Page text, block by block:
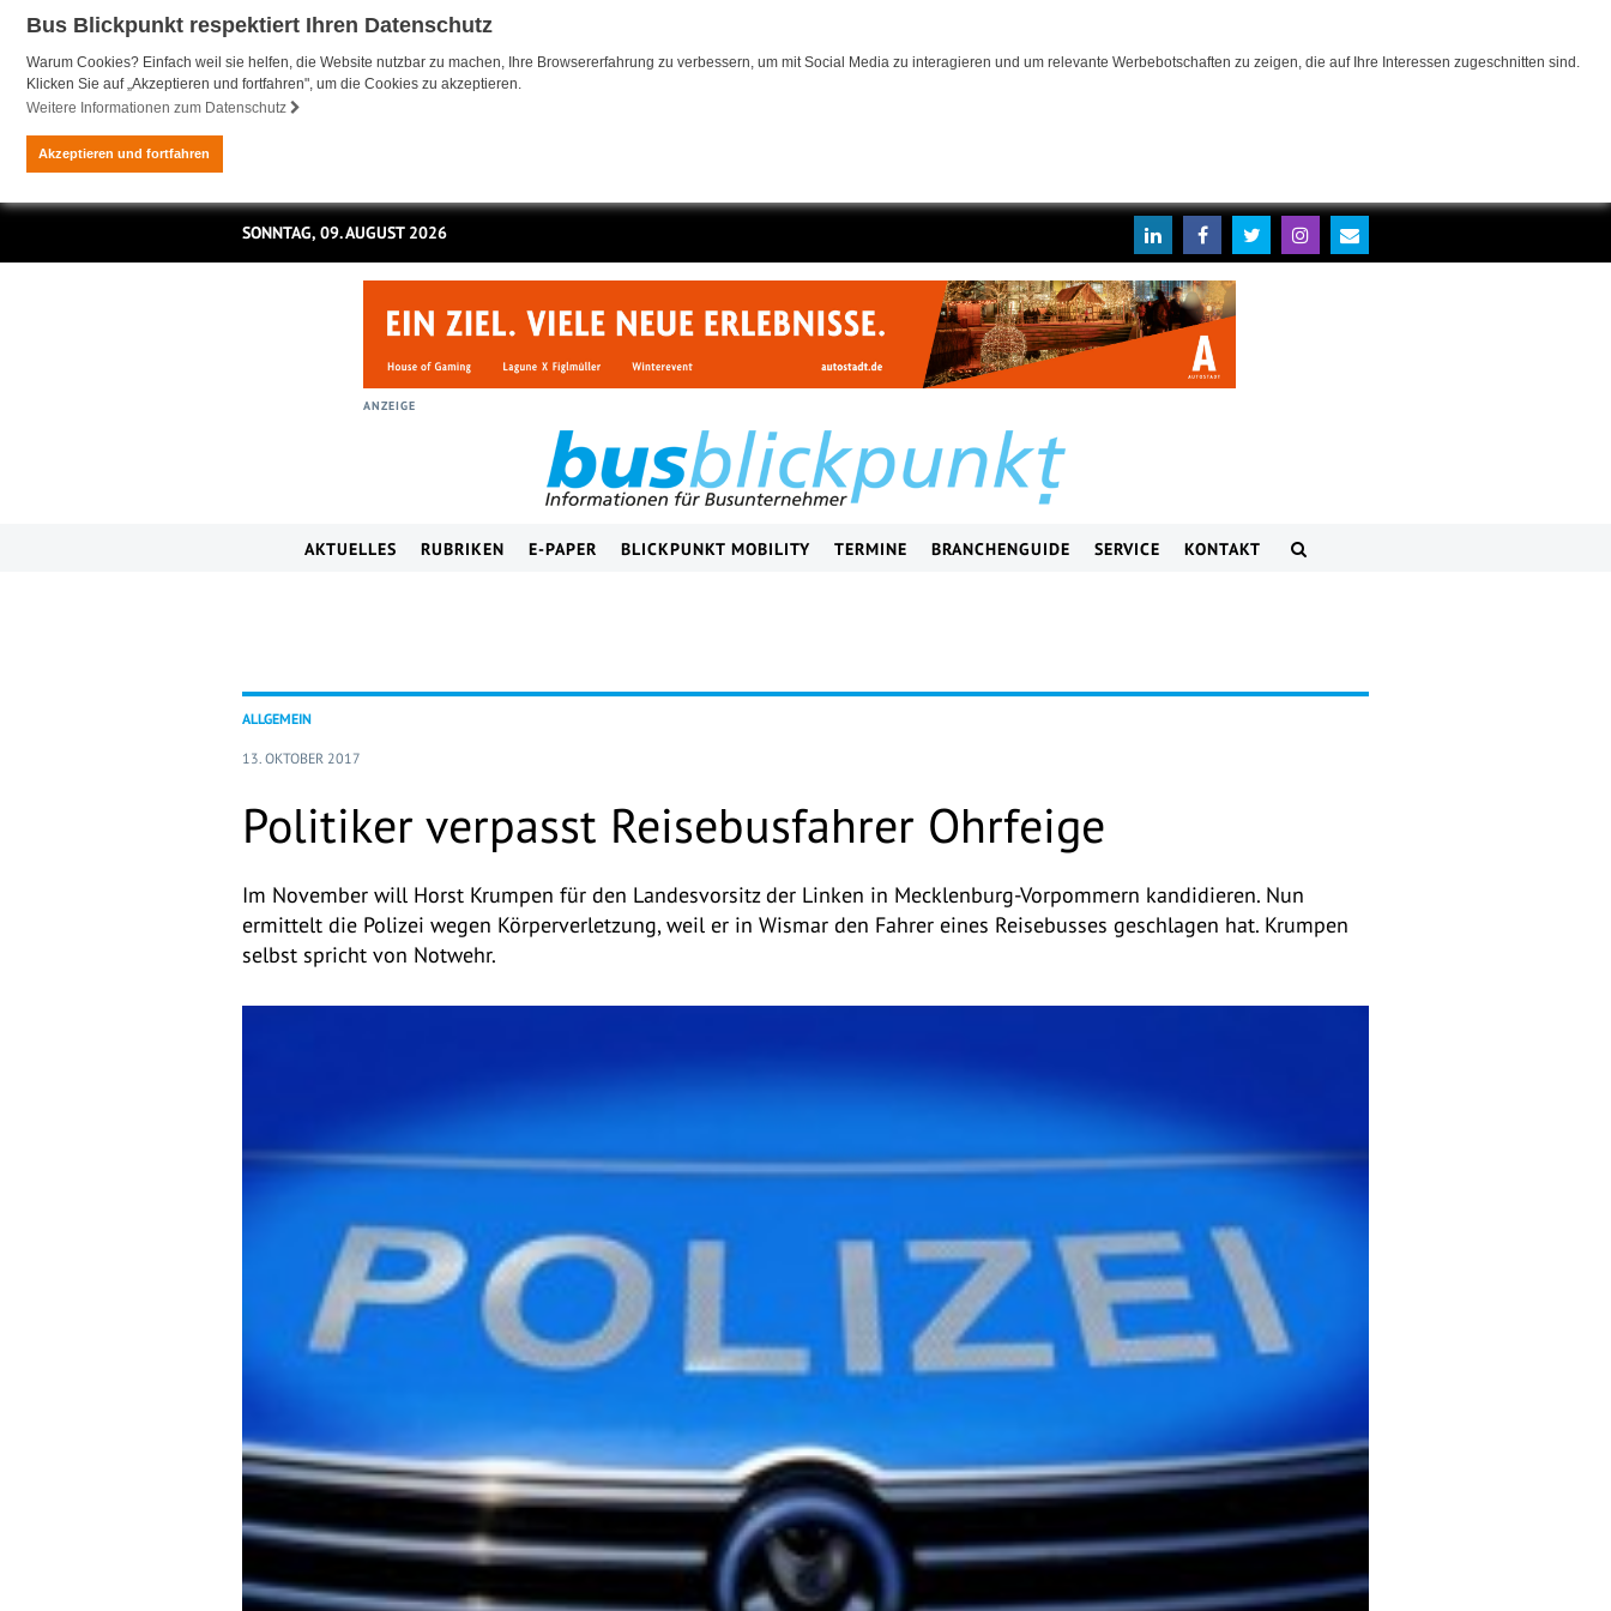
Bus Blickpunkt respektiert Ihren Datenschutz
Warum Cookies? Einfach weil sie helfen, die Website nutzbar zu machen, Ihre Browsererfahrung zu verbessern, um mit Social Media zu interagieren und um relevante Werbebotschaften zu zeigen, die auf Ihre Interessen zugeschnitten sind.
Klicken Sie auf „Akzeptieren und fortfahren", um die Cookies zu akzeptieren.
Weitere Informationen zum Datenschutz
Akzeptieren und fortfahren
SONNTAG, 09. AUGUST 2026
ANZEIGE
AKTUELLES RUBRIKEN E-PAPER BLICKPUNKT MOBILITY TERMINE BRANCHENGUIDE SERVICE KONTAKT
ALLGEMEIN
13. OKTOBER 2017
Politiker verpasst Reisebusfahrer Ohrfeige
Im November will Horst Krumpen für den Landesvorsitz der Linken in Mecklenburg-Vorpommern kandidieren. Nun
ermittelt die Polizei wegen Körperverletzung, weil er in Wismar den Fahrer eines Reisebusses geschlagen hat. Krumpen
selbst spricht von Notwehr.